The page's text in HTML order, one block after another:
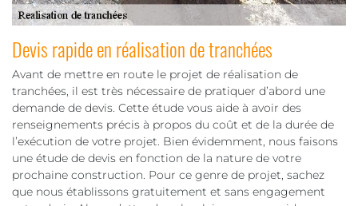
Devis rapide en réalisation de tranchées
Avant de mettre en route le projet de réalisation de
tranchées, il est très nécessaire de pratiquer d’abord une
demande de devis. Cette étude vous aide à avoir des
renseignements précis à propos du coût et de la durée de
l’exécution de votre projet. Bien évidemment, nous faisons
une étude de devis en fonction de la nature de votre
prochaine construction. Pour ce genre de projet, sachez
que nous établissons gratuitement et sans engagement